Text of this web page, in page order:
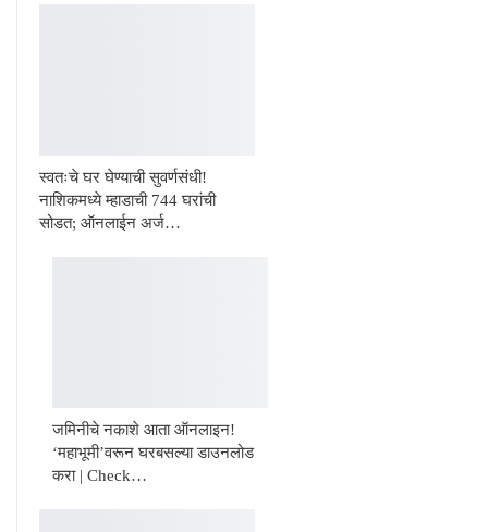
स्वतःचे घर घेण्याची सुवर्णसंधी!
नाशिकमध्ये म्हाडाची 744 घरांची
सोडत; ऑनलाईन अर्ज…
जमिनीचे नकाशे आता ऑनलाइन!
‘महाभूमी’वरून घरबसल्या डाउनलोड
करा | Check…